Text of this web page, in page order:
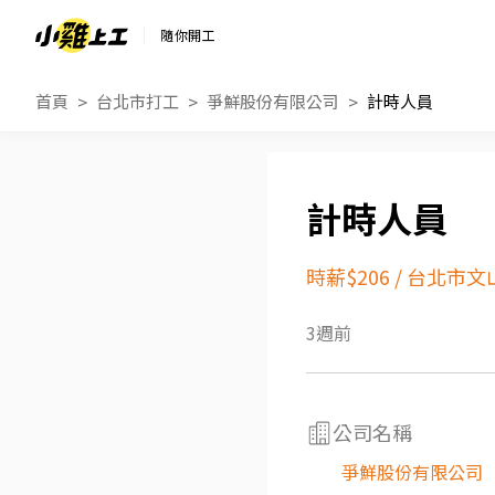
隨你開工
首頁 台北市打工 爭鮮股份有限公司 計時人員
計時人員
時薪$206 / 台北市文
3週前
公司名稱
爭鮮股份有限公司